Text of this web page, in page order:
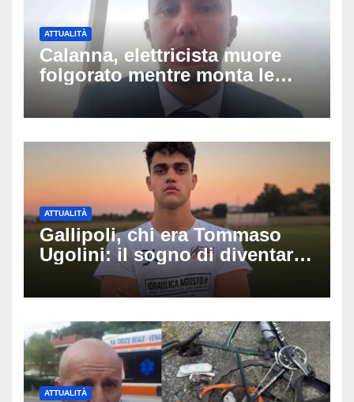
ATTUALITÀ
Calanna, elettricista muore
folgorato mentre monta le
luminarie della festa: chi era
Fabio Calabrò e cosa è
ATTUALITÀ
Gallipoli, chi era Tommaso
Ugolini: il sogno di diventare
medico e la fascia da
capitano, il dolore di Bologna
ATTUALITÀ